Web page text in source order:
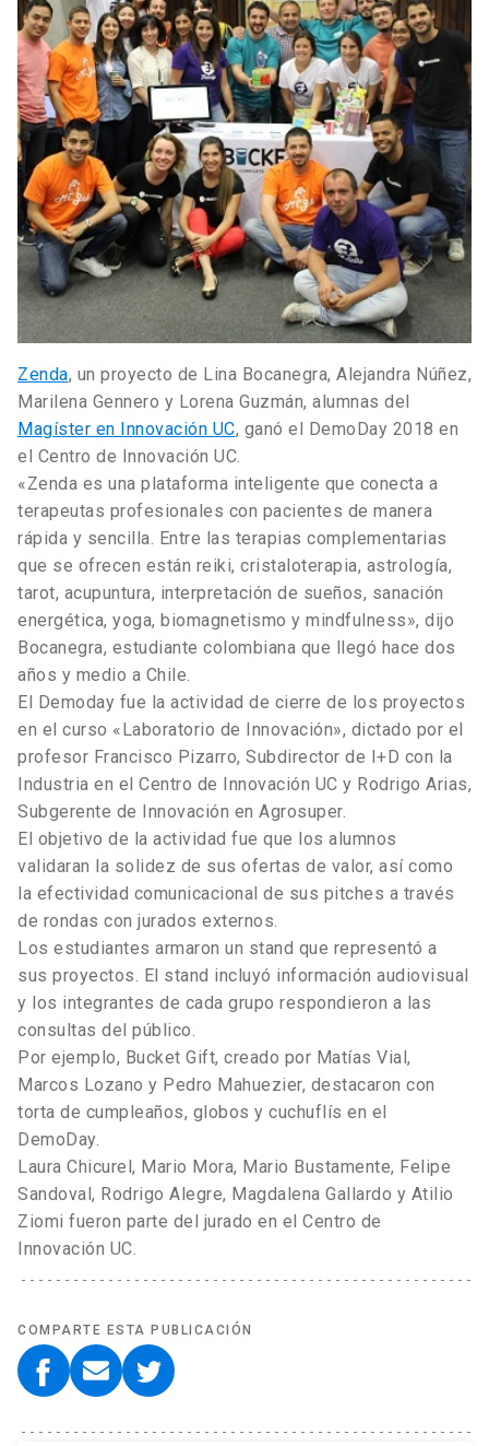
Zenda, un proyecto de Lina Bocanegra, Alejandra Núñez,
Marilena Gennero y Lorena Guzmán, alumnas del
Magíster en Innovación UC, ganó el DemoDay 2018 en
el Centro de Innovación UC.
«Zenda es una plataforma inteligente que conecta a
terapeutas profesionales con pacientes de manera
rápida y sencilla. Entre las terapias complementarias
que se ofrecen están reiki, cristaloterapia, astrología,
tarot, acupuntura, interpretación de sueños, sanación
energética, yoga, biomagnetismo y mindfulness», dijo
Bocanegra, estudiante colombiana que llegó hace dos
años y medio a Chile.
El Demoday fue la actividad de cierre de los proyectos
en el curso «Laboratorio de Innovación», dictado por el
profesor Francisco Pizarro, Subdirector de I+D con la
Industria en el Centro de Innovación UC y Rodrigo Arias,
Subgerente de Innovación en Agrosuper.
El objetivo de la actividad fue que los alumnos
validaran la solidez de sus ofertas de valor, así como
la efectividad comunicacional de sus pitches a través
de rondas con jurados externos.
Los estudiantes armaron un stand que representó a
sus proyectos. El stand incluyó información audiovisual
y los integrantes de cada grupo respondieron a las
consultas del público.
Por ejemplo, Bucket Gift, creado por Matías Vial,
Marcos Lozano y Pedro Mahuezier, destacaron con
torta de cumpleaños, globos y cuchuflís en el
DemoDay.
Laura Chicurel, Mario Mora, Mario Bustamente, Felipe
Sandoval, Rodrigo Alegre, Magdalena Gallardo y Atilio
Ziomi fueron parte del jurado en el Centro de
Innovación UC.
COMPARTE ESTA PUBLICACIÓN